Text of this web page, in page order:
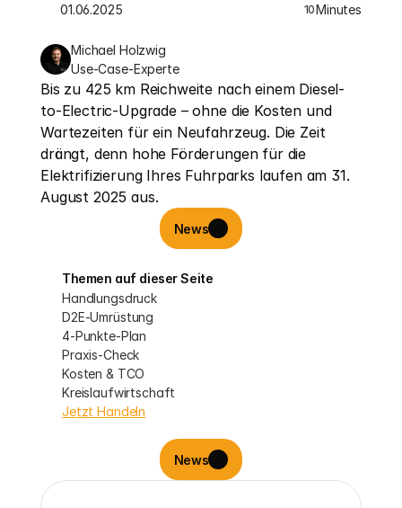
01.06.2025 10Minutes
Michael Holzwig
Use-Case-Experte
Bis zu 425 km Reichweite nach einem Diesel-
to-Electric-Upgrade – ohne die Kosten und
Wartezeiten für ein Neufahrzeug. Die Zeit
drängt, denn hohe Förderungen für die
Elektrifizierung Ihres Fuhrparks laufen am 31.
August 2025 aus.
News
Themen auf dieser Seite
Handlungsdruck
D2E-Umrüstung
4-Punkte-Plan
Praxis-Check
Kosten & TCO
Kreislaufwirtschaft
Jetzt Handeln
News